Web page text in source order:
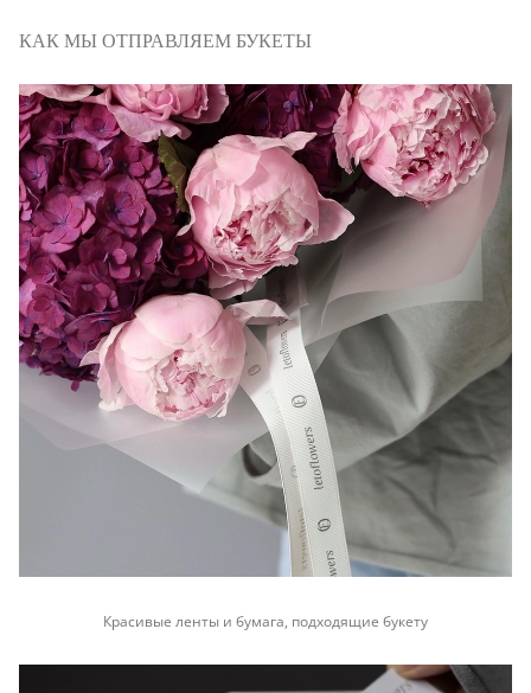
КАК МЫ ОТПРАВЛЯЕМ БУКЕТЫ
Красивые ленты и бумага, подходящие букету